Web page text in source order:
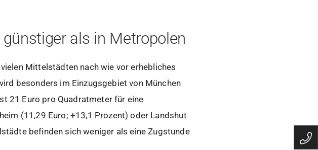
als in Metropolen
Mittelstädten nach wie vor erhebliches
besonders im Einzugsgebiet von München
21 Euro pro Quadratmeter für eine
(11,29 Euro; +13,1 Prozent) oder Landshut
befinden sich weniger als eine Zugstunde